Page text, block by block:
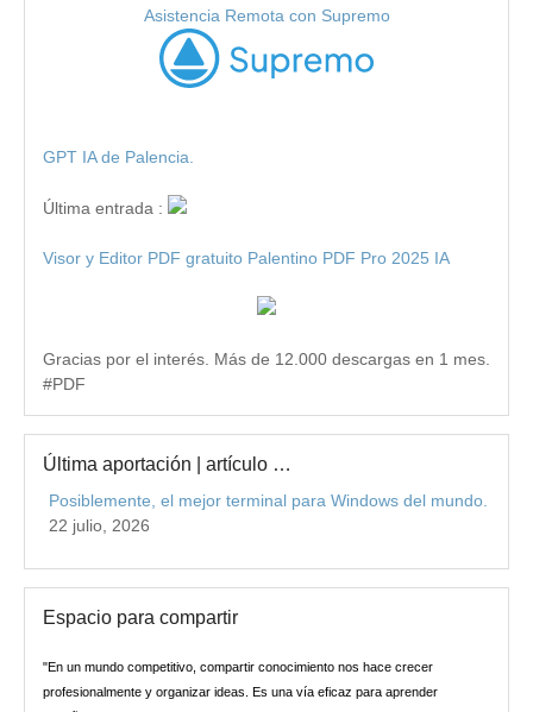
Asistencia Remota con Supremo
GPT IA de Palencia.
Última entrada :
Visor y Editor PDF gratuito Palentino PDF Pro 2025 IA
Gracias por el interés. Más de 12.000 descargas en 1 mes.
#PDF
Última aportación | artículo …
Posiblemente, el mejor terminal para Windows del mundo.
22 julio, 2026
Espacio para compartir
"En un mundo competitivo, compartir conocimiento nos hace crecer
profesionalmente y organizar ideas. Es una vía eficaz para aprender